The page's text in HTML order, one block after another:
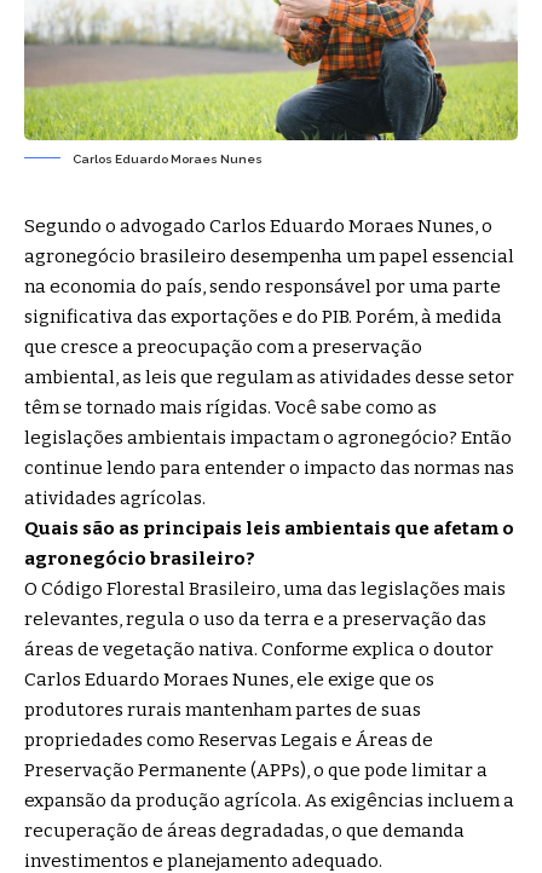
Carlos Eduardo Moraes Nunes
Segundo o advogado Carlos Eduardo Moraes Nunes, o
agronegócio brasileiro desempenha um papel essencial
na economia do país, sendo responsável por uma parte
significativa das exportações e do PIB. Porém, à medida
que cresce a preocupação com a preservação
ambiental, as leis que regulam as atividades desse setor
têm se tornado mais rígidas. Você sabe como as
legislações ambientais impactam o agronegócio? Então
continue lendo para entender o impacto das normas nas
atividades agrícolas.
Quais são as principais leis ambientais que afetam o
agronegócio brasileiro?
O Código Florestal Brasileiro, uma das legislações mais
relevantes, regula o uso da terra e a preservação das
áreas de vegetação nativa. Conforme explica o doutor
Carlos Eduardo Moraes Nunes, ele exige que os
produtores rurais mantenham partes de suas
propriedades como Reservas Legais e Áreas de
Preservação Permanente (APPs), o que pode limitar a
expansão da produção agrícola. As exigências incluem a
recuperação de áreas degradadas, o que demanda
investimentos e planejamento adequado.